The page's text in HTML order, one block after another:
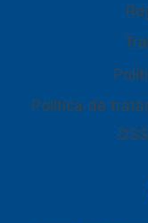
Política de